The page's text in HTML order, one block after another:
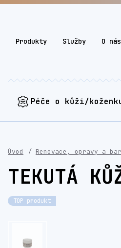
Produkty Služby O nás
Péče o kůži/
Úvod Renovace, opravy a
TEKUTÁ
TOP produkt